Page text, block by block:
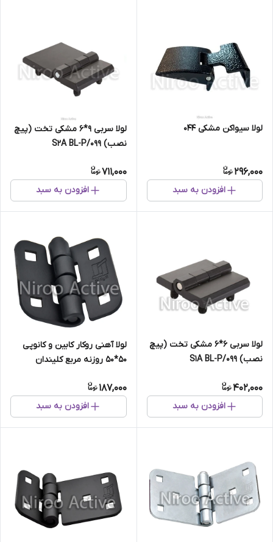
لولا سیواکن مشکی ۰۴۴
296,000
افزودن به سبد
لولا سربی ۹*۶ مشکی تخت (پیچ
نصب) ۰۹۹/S۲A BL-P
711,000
افزودن به سبد
لولا سربی ۶*۶ مشکی تخت (پیچ
نصب) ۰۹۹/S۱A BL-P
402,000
افزودن به سبد
لولا آهنی روکار کابین و کانوپی
۵۰*۵۰ روزنه مربع کلیندان
187,000
افزودن به سبد